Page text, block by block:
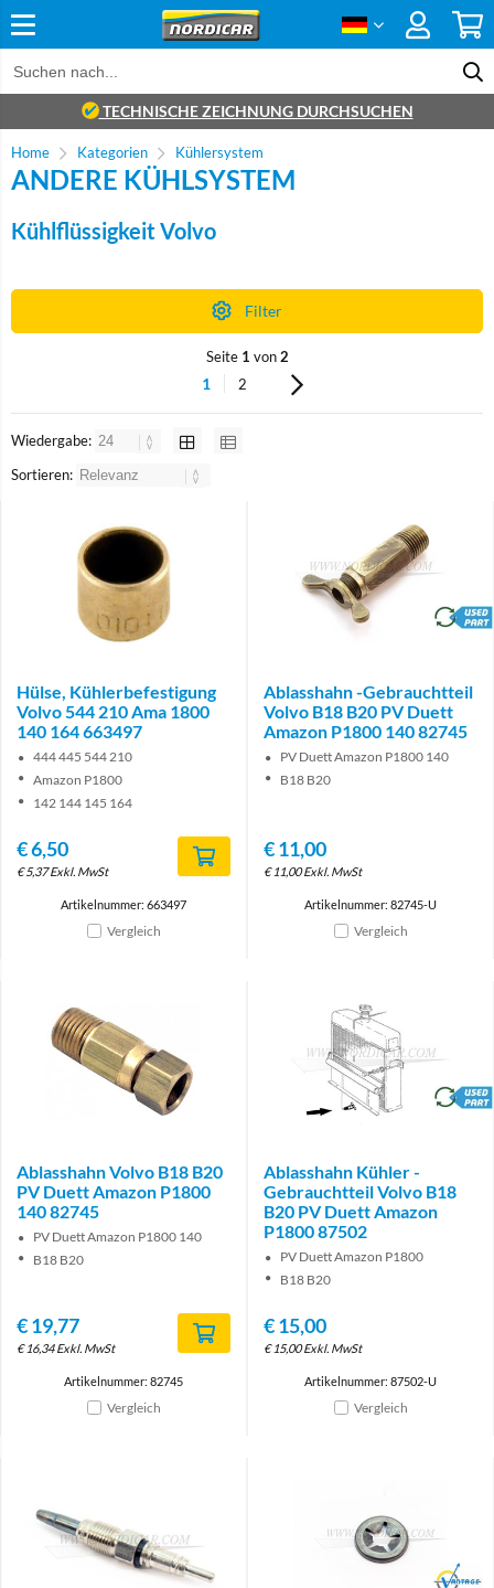
TECHNISCHE ZEICHNUNG DURCHSUCHEN
Home Kategorien Kühlersystem
ANDERE KÜHLSYSTEM
Kühlflüssigkeit Volvo
Filter
Seite 1 von2
1 2
Wiedergabe:
Sortieren:
Hülse, Kühlerbefestigung
Volvo 544 210 Ama 1800
140 164 663497
444 445 544 210
Amazon P1800
142 144 145 164
€6,50
€5,37 Exkl. MwSt
Artikelnummer: 663497
Vergleich
brand
Ablasshahn -Gebrauchtteil
Volvo B18 B20 PV Duett
Amazon P1800 140 82745
PV Duett Amazon P1800 140
B18 B20
€11,00
€11,00 Exkl. MwSt
Artikelnummer: 82745-U
Vergleich
Ablasshahn Volvo B18 B20
PV Duett Amazon P1800
140 82745
PV Duett Amazon P1800 140
B18 B20
€19,77
€16,34 Exkl. MwSt
Artikelnummer: 82745
Vergleich
brand
Ablasshahn Kühler -
Gebrauchtteil Volvo B18
B20 PV Duett Amazon
P1800 87502
PV Duett Amazon P1800
B18 B20
€15,00
€15,00 Exkl. MwSt
Artikelnummer: 87502-U
Vergleich
Brand